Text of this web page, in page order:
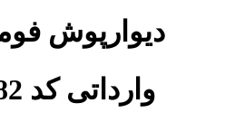
دیوارپوش
وارداتی کد 82 چسبی